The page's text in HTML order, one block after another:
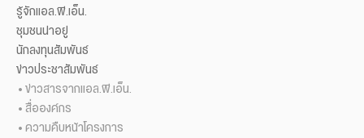
รู้จักแอล.พี.เอ็น.
ชุมชนน่าอยู่
นักลงทุนสัมพันธ์
ข่าวประชาสัมพันธ์
ข่าวสารจากแอล.พี.เอ็น.
สื่อองค์กร
ความคืบหน้าโครงการ